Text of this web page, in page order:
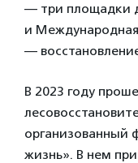
— три площадки
и
—
В 2023 году
организованный
жизнь». В нем